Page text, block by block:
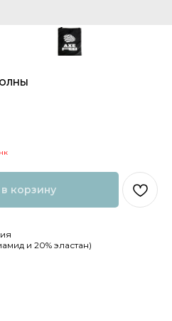
корзину
и 20% эластан)